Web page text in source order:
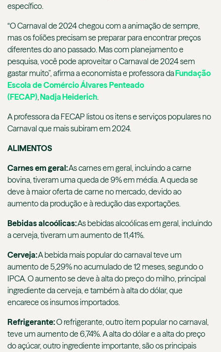
específico.
“O Carnaval de 2024 chegou com a animação de sempre,
mas os foliões precisam se preparar para encontrar preços
diferentes do ano passado. Mas com planejamento e
pesquisa, você pode aproveitar o Carnaval de 2024 sem
gastar muito”, afirma a economista e professora daFundação
Escola de Comércio Álvares Penteado
(FECAP),Nadja Heiderich.
A professora da FECAP listou os itens e serviços populares no
Carnaval que mais subiram em 2024.
ALIMENTOS
Carnes em geral:As carnes em geral, incluindo a carne
bovina, tiveram uma queda de 9% em média. A queda se
deve à maior oferta de carne no mercado, devido ao
aumento da produção e à redução das exportações.
Bebidas alcoólicas:As bebidas alcoólicas em geral, incluindo
a cerveja, tiveram um aumento de 11,41%.
Cerveja:A bebida mais popular do carnaval teve um
aumento de 5,29% no acumulado de 12 meses, segundo o
IPCA. O aumento se deve à alta do preço do milho, principal
ingrediente da cerveja, e também à alta do dólar, que
encarece os insumos importados.
Refrigerante:O refrigerante, outro item popular no carnaval,
teve um aumento de 6,74%. A alta do dólar e a alta do preço
do açúcar, outro ingrediente importante, são os principais